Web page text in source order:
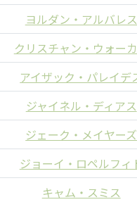
ヨルダン・アルバレス
クリスチャン・ウォー
アイザック・パレイデ
ジャイネル・ディアス
ジェーク・メイヤーズ
ジョーイ・ロペルフィ
キャム・スミス